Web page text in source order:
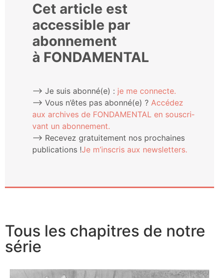
Cet article est
accessible par
abonnement
à FONDAMENTAL
⟶ Je suis abonné(e) : je me connecte.
⟶ Vous n’êtes pas abonné(e) ? Accé­dez
aux archives de FONDAMENTAL en sous­cri­
vant un abonnement.
⟶ Rece­vez gra­tui­te­ment nos pro­chaines
publi­ca­tions !Je m’ins­cris aux newsletters.
Tous les chapitres de notre
série